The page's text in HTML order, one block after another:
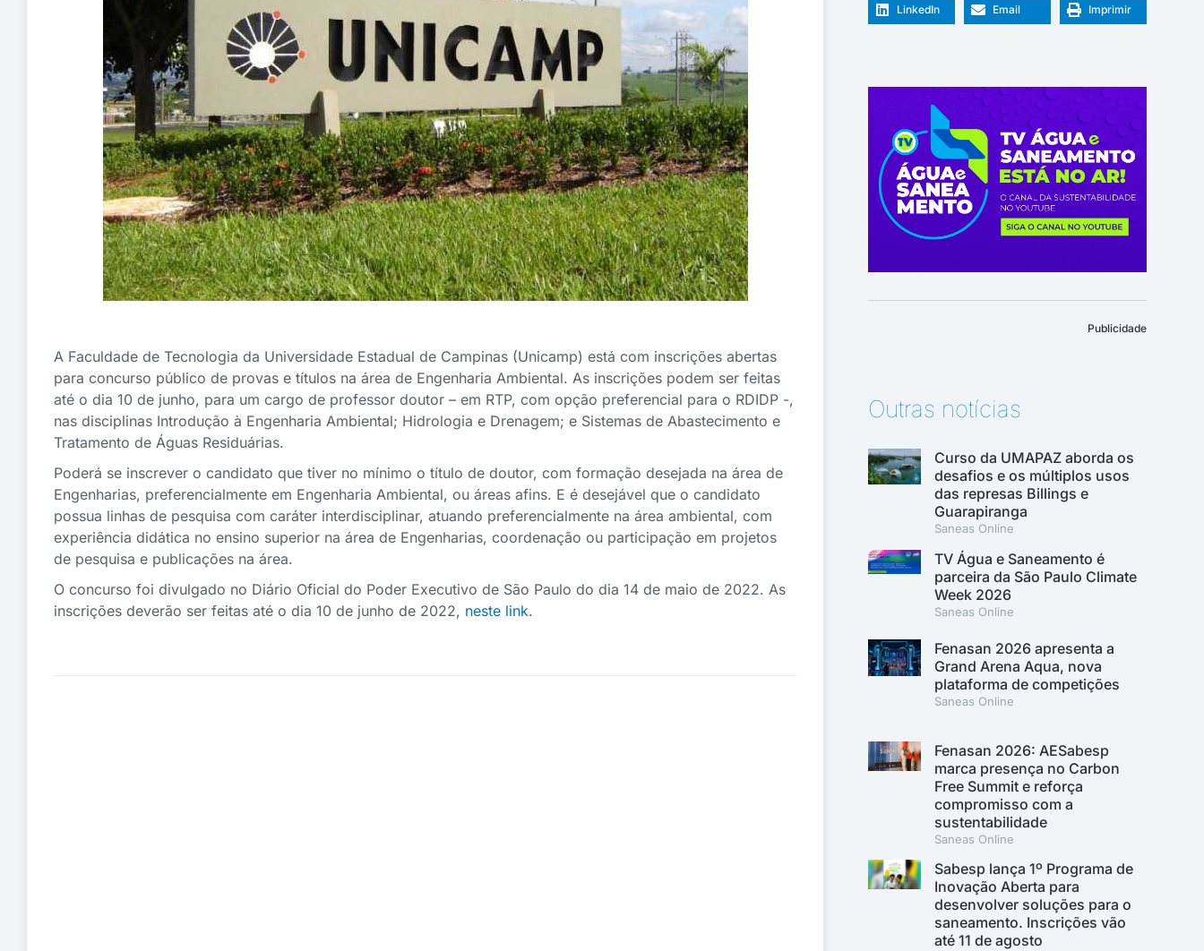
A Faculdade de Tecnologia da Universidade Estadual de Campinas (Unicamp) está com inscrições abertas
para concurso público de provas e títulos na área de Engenharia Ambiental. As inscrições podem ser feitas
até o dia 10 de junho, para um cargo de professor doutor – em RTP, com opção preferencial para o RDIDP -,
nas disciplinas Introdução à Engenharia Ambiental; Hidrologia e Drenagem; e Sistemas de Abastecimento e
Tratamento de Águas Residuárias.
Poderá se inscrever o candidato que tiver no mínimo o título de doutor, com formação desejada na área de
Engenharias, preferencialmente em Engenharia Ambiental, ou áreas afins. E é desejável que o candidato
possua linhas de pesquisa com caráter interdisciplinar, atuando preferencialmente na área ambiental, com
experiência didática no ensino superior na área de Engenharias, coordenação ou participação em projetos
de pesquisa e publicações na área.
O concurso foi divulgado no Diário Oficial do Poder Executivo de São Paulo do dia 14 de maio de 2022. As
inscrições deverão ser feitas até o dia 10 de junho de 2022, neste link.
LinkedIn Email Imprimir
Publicidade
Outras notícias
Curso da UMAPAZ aborda os
desafios e os múltiplos usos
das represas Billings e
Guarapiranga
Saneas Online
TV Água e Saneamento é
parceira da São Paulo Climate
Week 2026
Saneas Online
Fenasan 2026 apresenta a
Grand Arena Aqua, nova
plataforma de competições
Saneas Online
Fenasan 2026: AESabesp
marca presença no Carbon
Free Summit e reforça
compromisso com a
sustentabilidade
Saneas Online
Sabesp lança 1º Programa de
Inovação Aberta para
desenvolver soluções para o
saneamento. Inscrições vão
até 11 de agosto